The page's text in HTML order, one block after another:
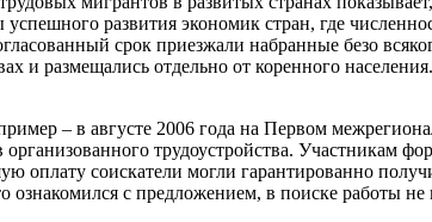
развития экономик стран, где
срок приезжали набранные безо
и размещались отдельно от коренного
– в августе 2006 года на Первом
трудоустройства. Участникам
оплату соискатели могли гарантированно
ознакомился с предложением, в поиске работы